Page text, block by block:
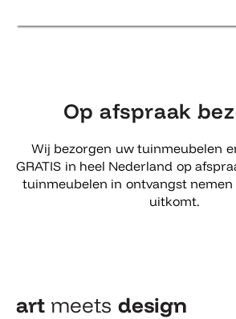
Op afspraak
Wij bezorgen uw tuinmeubelen
GRATIS in heel Nederland op
tuinmeubelen in ontvangst
uitkomt.
art meets design​